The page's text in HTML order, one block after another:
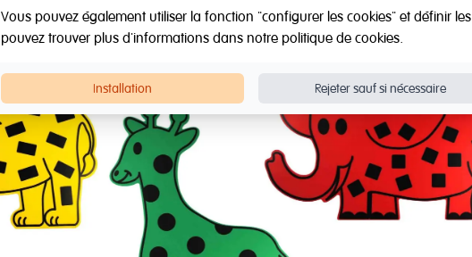
Vous pouvez également utiliser la fonction "configurer les cookies" et définir
pouvez trouver plus d'informations dans notre politique de cookies.
Installation Rejeter sauf si nécessaire